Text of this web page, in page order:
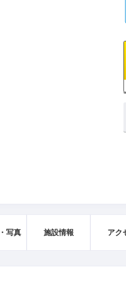
写真 施設情報 アク